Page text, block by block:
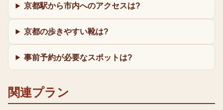
京都駅から市内へのアクセスは?
京都の歩きやすい靴は?
事前予約が必要なスポットは?
関連プラン